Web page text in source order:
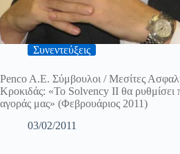
Συνεντεύξεις
Penco A.E. Σύμβουλοι / Μεσίτες
Κροκιδάς: «Το Solvency II θα ρυθμίσει
αγοράς μας» (Φεβρουάριος 2011)
03/02/2011